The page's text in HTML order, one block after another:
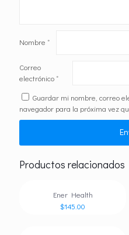
Nombre *
Correo
electrónico*
Guardar mi nombre, correo
navegador para la próxima vez
Productos relacionados
Ener Health
$145.00